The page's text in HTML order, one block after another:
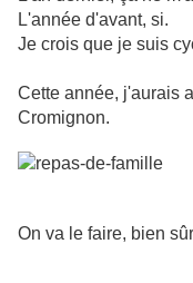
L'année d'avant, si.
Je crois que je suis
Cette année, j'aurais
Cromignon.
On va le faire, bien